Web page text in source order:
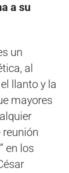
a su
un
al
llanto y la
mayores
en los